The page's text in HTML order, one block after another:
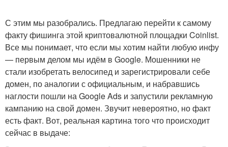
С этим мы разобрались. Предлагаю перейти к самому
факту фишинга этой криптовалютной площадки Coinlist.
Все мы понимает, что если мы хотим найти любую инфу
— первым делом мы идём в Google. Мошенники не
стали изобретать велосипед и зарегистрировали себе
домен, по аналогии с официальным, и набравшись
наглости пошли на Google Ads и запустили рекламную
кампанию на свой домен. Звучит невероятно, но факт
есть факт. Вот, реальная картина того что происходит
сейчас в выдаче: